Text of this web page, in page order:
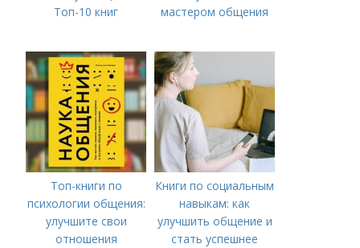
Топ-10 книг
мастером общения
Топ-книги по
психологии общения:
улучшите свои
отношения
Книги по социальным
навыкам: как
улучшить общение и
стать успешнее